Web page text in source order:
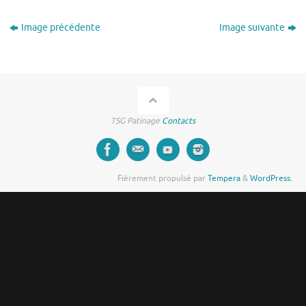
Image précédente Image suivante
TSG Patinage Contacts
Fièrement propulsé parTempera&WordPress.